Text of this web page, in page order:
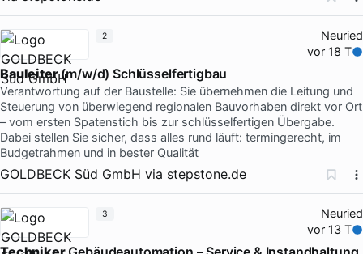
Neuried
vor 18 T
Bauleiter(m/w/d) Schlüsselfertigbau
Verantwortung auf der Baustelle: Sie übernehmen die Leitung und
Steuerung von überwiegend regionalen Bauvorhaben direkt vor Ort
– vom ersten Spatenstich bis zur schlüsselfertigen Übergabe.
Dabei stellen Sie sicher, dass alles rund läuft: termingerecht, im
Budgetrahmen und in bester Qualität
GOLDBECK Süd GmbH via stepstone.de
2
Neuried
vor 13 T
3